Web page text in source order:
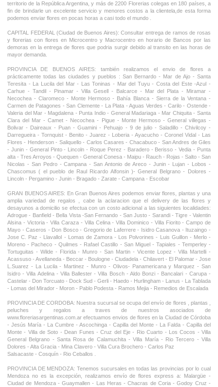
territorio de la República Argentina, y más de 2200 Florerias colegas en 180 países, a
fin de brindarle un excelente servicio y menores costos a la clientela,de esta forma
podemos enviar flores en pocas horas a casi todo el mundo .
CAPITAL FEDERAL (Ciudad de Buenos Aires): Consultar entrega de ramos de rosas
y florerias con flores en Microcentro y Macrocentro en horario de Bancos por las
demoras en la entrega de flores que podria surgir debido al transito en las horas de
mayor demanda.
PROVINCIA DE BUENOS AIRES: también realizamos el envio de flores a
prácticamente todas las ciudades y pueblos : San Bernardo - Mar de Ajo - Santa
Teresita - La Lucila del Mar - Las Toninas - Mar del Tuyu - Costa del Este -Azul -
Carhue - Tandil - Pinamar - Villa Gesell - Balcarce - Mar del Plata - Miramar -
Necochea - Claromeco - Monte Hermoso - Bahía Blanca - Sierra de la Ventana -
Carmen de Patagones - San Clemente - La Plata - Aguas Verdes - Carilo - Ostende -
Valeria del Mar - Magdalena - Punta Indio - General Madariaga - Mar Chiquita - Santa
Clara del Mar - Camet - Necochea - Pigue - Monte Hermoso - General villegas -
Bolivar - Daireaux - Puan - Guamini - Pehuajo - 9 de julio - Saladillo - Chivilcoy -
Darregueira - Tornquist - Benito - Juarez - Loberia - Ayacucho - Coronel Vidal - Las
Flores - Henderson - Saliquello - Carlos Casares - Chacabuco - San Andres de Giles
- Junin - General Pinto - Lincoln - Roque Perez - Baradero - Berisso - Vedia - Punta
alta - Tres Arroyos - Quequen - General Conesa - Maipu - Rauch - Rojas - Salto - San
Nicolas - San Pedro - Campana - San Antonio de Areco - Junin - Lujan - Lobos -
Chascomus ( el pueblo de Raul Ricardo Alfonsin )- General Belgrano - Dolores -
Lincoln - Pergamino - Junin - Bragado - Zarate - Campana - Escobar
GRAN BUENOS AIRES: En Gran Buenos Aires podemos enviar flores, plantas y una
amplia variedad de regalos , cabe la aclaracion que el delivery de las flores y
desayunos a domicilio se efectua con un costo adicional a las siguientes localidades:
Adrogue - Banfield - Bella Vista -San Fernando - San Justo - Sarandi - Tigre - Valentin
Alsina - Victoria - Villa Caraza - Villa Celina - Villa Dominico - Villa Fiorito - Campo de
Mayo - Caseros - Don Bosco - Gregorio de Laferrere - Isidro Casanova - Ituzaingo -
Jose C. Paz - Llavallol - Lomas de Zamora - Los Polvorines - Luis Guillon - Merlo -
Moreno - Pacheco - Quilmes - Rafael Castillo - San Miguel - Tapiales - Temperley -
Tortuguitas - Wilde - Florida - Munro - San Martin - Vicente Lopez - Villa Martelli -
Acassuso - Avellaneda - Beccar - Boulogne - Ciudadela - Chilavert - El Palomar - Jose
L.Suarez - La Lucila - Martinez - Munro - Olivos- Panamericana y Marquez - San
Isidro - Villa Adelina - Villa Ballester - Villa Bosch - Aldo Bonzi - Bancalari - Carupa -
Castelar - Don Torcuato - Dock Sud - Gerli - Haedo - Hurlingham - Lanus - La Tablada
- Lomas del Mirador - Moron - Pablo Podesta - Ramos Mejia - Remedios de Escalada
PROVINCIA DE CORDOBA: Nuestra sucursal se ocupa del envío de flores , plantas ,
peluches y regalos a traves de nuestros asociados de
www.floreriasargentinas.com.ar efectuamos envios de flores en la Ciudad de Córdoba
- Jesús María - La Cumbre - Ascochinga - Capilla del Monte - La Falda - Capilla del
Monte - Villa de Soto - Dean Funes - Cruz del Eje - Rio Cuarto - Los Cocos - Villa
General Belgrano - Santa Rosa de Calamuchita - Villa María - Rio Tercero - Villa
Dolores - Alta Gracia - Mina Clavero - Villa Cura Brochero - Carlos Paz
Salsacaste - Cosquín - Rio Ceballos .
PROVINCIA DE MENDOZA: Tenemos sucursales en todas las provincias por lo cual
Mendoza no es la excepción, realizamos envío de flores express a: Malargüe -
Ciudad de Mendoza - Guaymallen - Las Heras - Chacras de Coria - Godoy Cruz -